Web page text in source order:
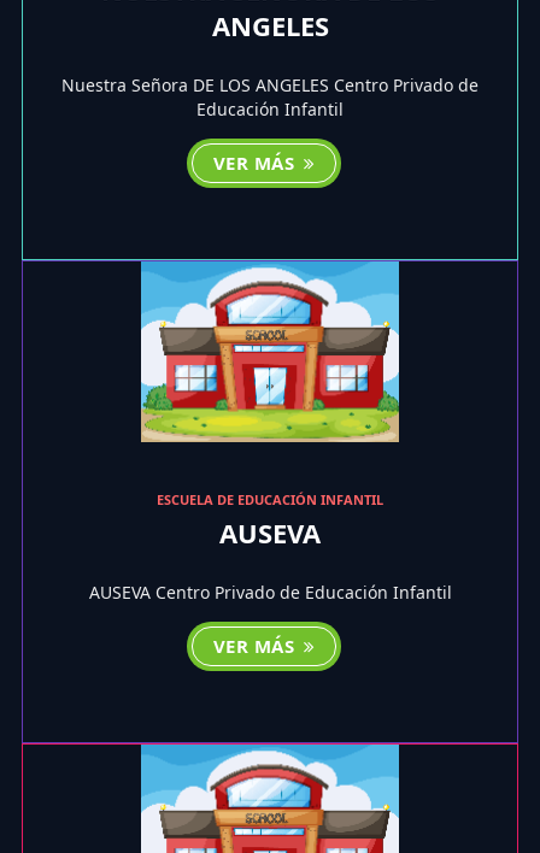
ANGELES
Nuestra Señora DE LOS ANGELES Centro Privado de
Educación Infantil
VER MÁS
ESCUELA DE EDUCACIÓN INFANTIL
AUSEVA
AUSEVA Centro Privado de Educación Infantil
VER MÁS